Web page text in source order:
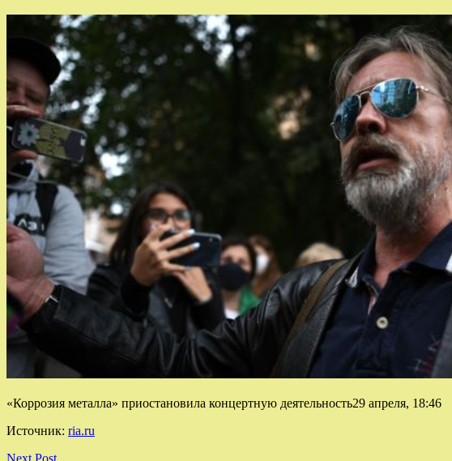
«Коррозия металла» приостановила концертную деятельность29 апреля, 18:46
Источник: ria.ru